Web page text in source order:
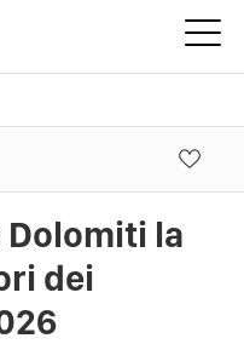
Dolomiti la
dei